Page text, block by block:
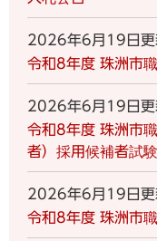
2026年6月19日更
令和8年度 珠洲市
2026年6月19日更
令和8年度 珠洲市
者）採用候補者試験
2026年6月19日更
令和8年度 珠洲市